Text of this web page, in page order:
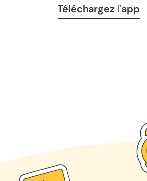
Téléchargez l'app